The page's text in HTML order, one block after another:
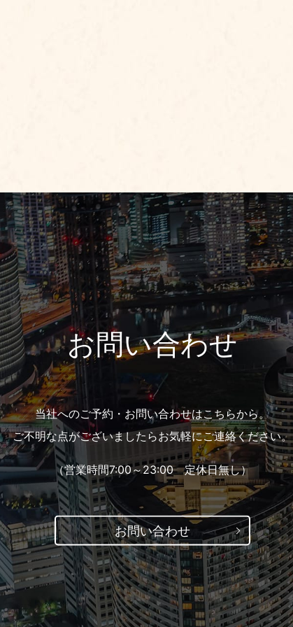
お問い合わせ
当社へのご予約・お問い合わせはこちらから。
ご不明な点がございましたらお気軽にご連絡ください。
（営業時間7:00～23:00 定休日無し）
お問い合わせ